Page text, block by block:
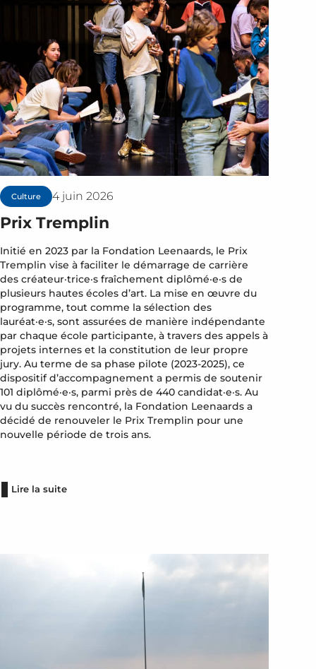
Culture 4 juin 2026
Prix Tremplin
Initié en 2023 par la Fondation Leenaards, le Prix
Tremplin vise à faciliter le démarrage de carrière
des créateur·trice·s fraîchement diplômé·e·s de
plusieurs hautes écoles d’art. La mise en œuvre du
programme, tout comme la sélection des
lauréat·e·s, sont assurées de manière indépendante
par chaque école participante, à travers des appels à
projets internes et la constitution de leur propre
jury. Au terme de sa phase pilote (2023-2025), ce
dispositif d’accompagnement a permis de soutenir
101 diplômé·e·s, parmi près de 440 candidat·e·s. Au
vu du succès rencontré, la Fondation Leenaards a
décidé de renouveler le Prix Tremplin pour une
nouvelle période de trois ans.
Lire la suite